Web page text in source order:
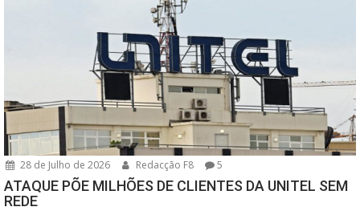
28 de Julho de 2026 Redacção F8 5
ATAQUE PÕE MILHÕES DE CLIENTES DA UNITEL SEM
REDE